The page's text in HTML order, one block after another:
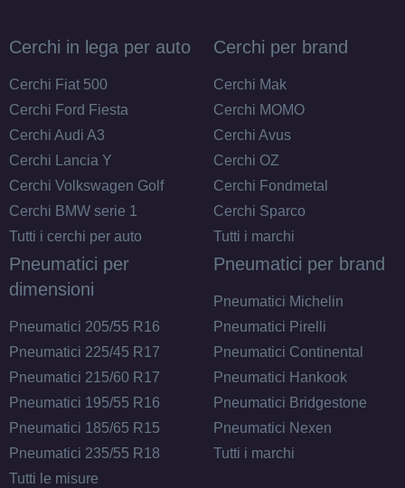
MAK Stilo Glossy Black
5 fori 18" 7.5X18 ET39
5x100
Foro centrale: 57.1mm
Esaurito
MAK Stilo Glossy Black
5 fori 18" 7.5X18 ET48
5x112
Foro centrale: 57.1mm
Esaurito
MAK Stilo Glossy Black
5 fori 18" 7X18 ET50
5x114.3
Foro centrale: 64.1mm
Disponibile
MAK Stilo Glossy Black
Cerchi in lega per auto
Cerchi Fiat 500
Cerchi Ford Fiesta
Cerchi Audi A3
Cerchi Lancia Y
Cerchi Volkswagen Golf
Cerchi BMW serie 1
Tutti i cerchi per auto
Cerchi per brand
Cerchi Mak
Cerchi MOMO
Cerchi Avus
Cerchi OZ
Cerchi Fondmetal
Cerchi Sparco
Tutti i marchi
Pneumatici per
dimensioni
Pneumatici 205/55 R16
Pneumatici 225/45 R17
Pneumatici 215/60 R17
Pneumatici 195/55 R16
Pneumatici 185/65 R15
Pneumatici 235/55 R18
Tutti le misure
Pneumatici per brand
Pneumatici Michelin
Pneumatici Pirelli
Pneumatici Continental
Pneumatici Hankook
Pneumatici Bridgestone
Pneumatici Nexen
Tutti i marchi